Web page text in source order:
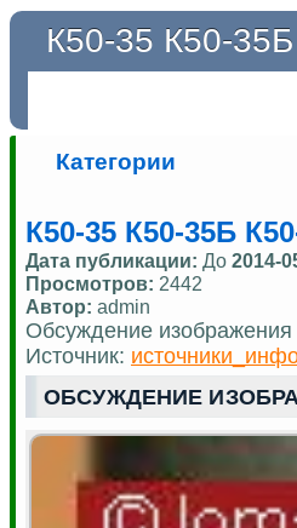
К50-35 К50-
Категории
К50-35 К50-35Б
Дата публикации: До 2014-
Просмотров: 2442
Автор: admin
Обсуждение изображения
Источник:
ОБСУЖДЕНИЕ